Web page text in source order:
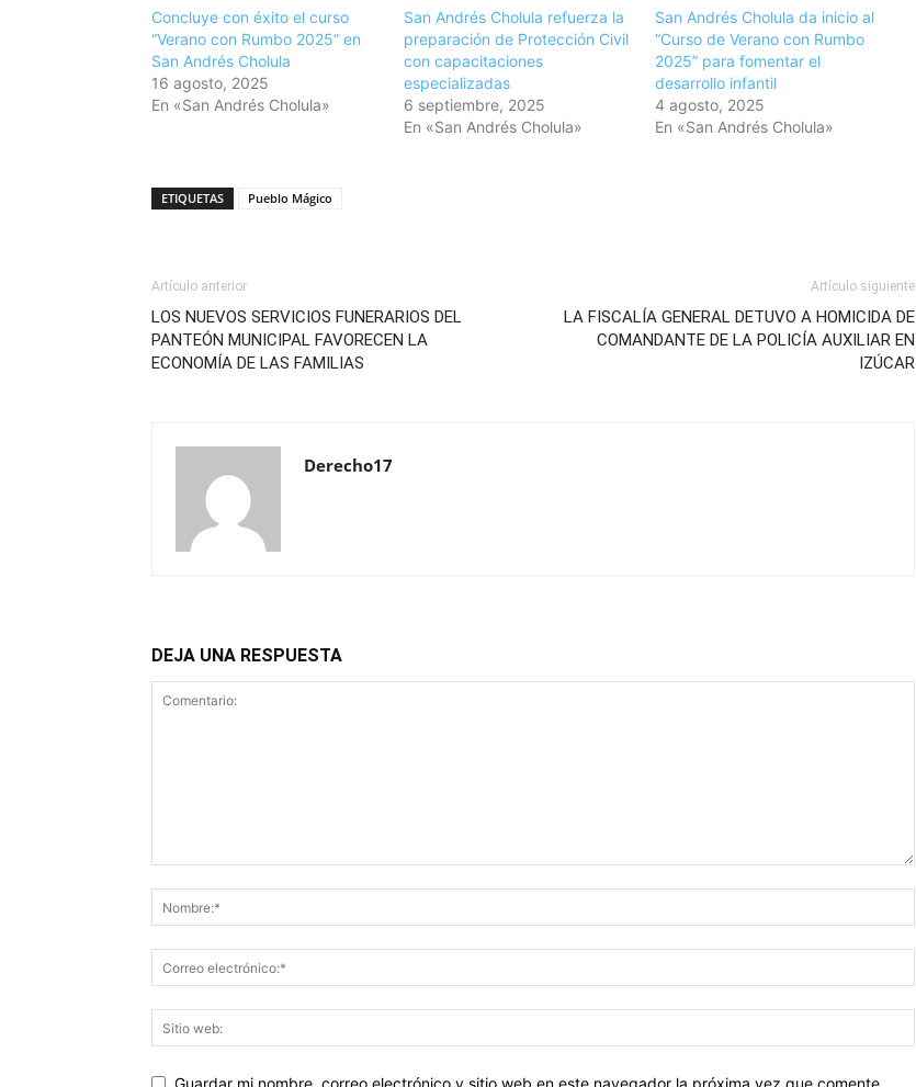
Concluye con éxito el curso
“Verano con Rumbo 2025” en
San Andrés Cholula
16 agosto, 2025
En «San Andrés Cholula»
San Andrés Cholula refuerza la
preparación de Protección Civil
con capacitaciones
especializadas
6 septiembre, 2025
En «San Andrés Cholula»
San Andrés Cholula da inicio al
“Curso de Verano con Rumbo
2025” para fomentar el
desarrollo infantil
4 agosto, 2025
En «San Andrés Cholula»
ETIQUETAS Pueblo Mágico
Artículo anterior
LOS NUEVOS SERVICIOS FUNERARIOS DEL
PANTEÓN MUNICIPAL FAVORECEN LA
ECONOMÍA DE LAS FAMILIAS
Artículo siguiente
LA FISCALÍA GENERAL DETUVO A HOMICIDA DE
COMANDANTE DE LA POLICÍA AUXILIAR EN
IZÚCAR
Derecho17
DEJA UNA RESPUESTA
Guardar mi nombre, correo electrónico y sitio web en este navegador la próxima vez que comente.